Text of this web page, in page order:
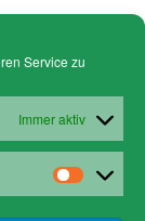
Service zu
Immer aktiv